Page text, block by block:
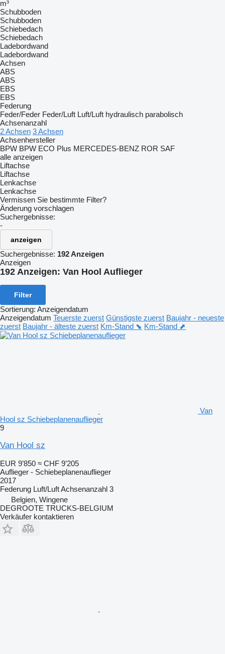
m³
Schubboden
Schubboden
Schiebedach
Schiebedach
Ladebordwand
Ladebordwand
Achsen
ABS
ABS
EBS
EBS
Federung
Feder/Feder Feder/Luft Luft/Luft hydraulisch parabolisch
Achsenanzahl
2 Achsen 3 Achsen
Achsenhersteller
BPW BPW ECO Plus MERCEDES-BENZ ROR SAF
alle anzeigen
Liftachse
Liftachse
Lenkachse
Lenkachse
Vermissen Sie bestimmte Filter?
Änderung vorschlagen
Suchergebnisse:
-
anzeigen
Suchergebnisse: 192 Anzeigen
Anzeigen
192 Anzeigen: Van Hool Auflieger
Filter
Sortierung: Anzeigendatum
Anzeigendatum Teuerste zuerst Günstigste zuerst Baujahr - neueste
zuerst Baujahr - älteste zuerst Km-Stand ⬊ Km-Stand ⬈
Van
Hool sz Schiebeplanenauflieger
9
Van Hool sz
EUR 9’850 ≈ CHF 9’205
Auflieger - Schiebeplanenauflieger
2017
Federung Luft/LuftAchsenanzahl 3
Belgien, Wingene
DEGROOTE TRUCKS-BELGIUM
Verkäufer kontaktieren